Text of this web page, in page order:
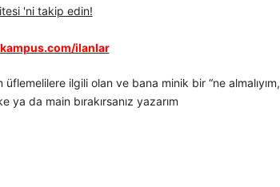
'ni takip edin!
ilanlar
ilgili olan ve bana minik bir “ne almalıyım,
ya da main bırakırsanız yazarım